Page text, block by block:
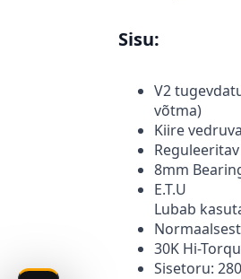
Sisu:
V2
võtma)
Kiire
8mm
E.T.U
Lubab
30K Hi-
Sisetoru: